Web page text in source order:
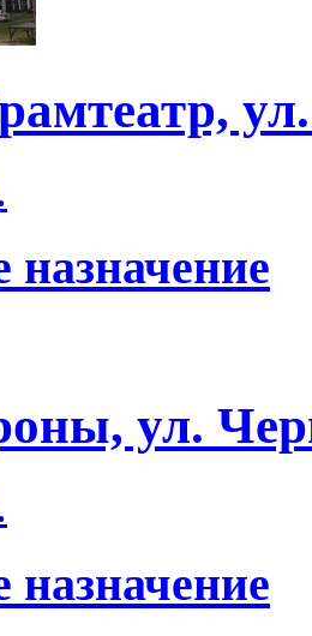
назначение
ул.
назначение